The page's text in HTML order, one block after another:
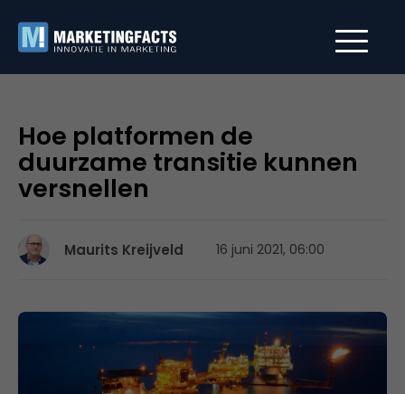
Hoe platformen de
duurzame transitie kunnen
versnellen
Maurits Kreijveld 16 juni 2021, 06:00